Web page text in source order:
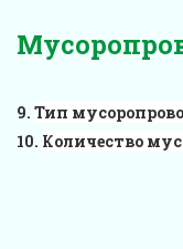
Тип
Количество